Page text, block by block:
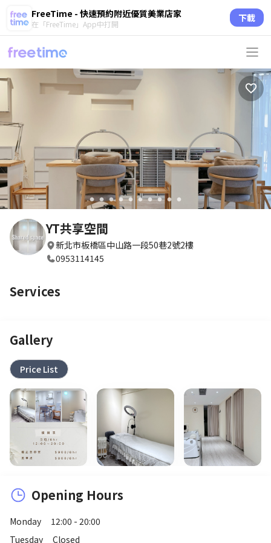
FreeTime - 快速預約附近優質美業店家
在「FreeTime」App中打開 下載
circle circle circle circle circle circle circle circle circle circle
YT共享空間
新北市板橋區中山路一段50巷2號2樓
0953114145
Services
Gallery
Price List
Opening Hours
Monday
12:00 - 20:00
Tuesday
Closed